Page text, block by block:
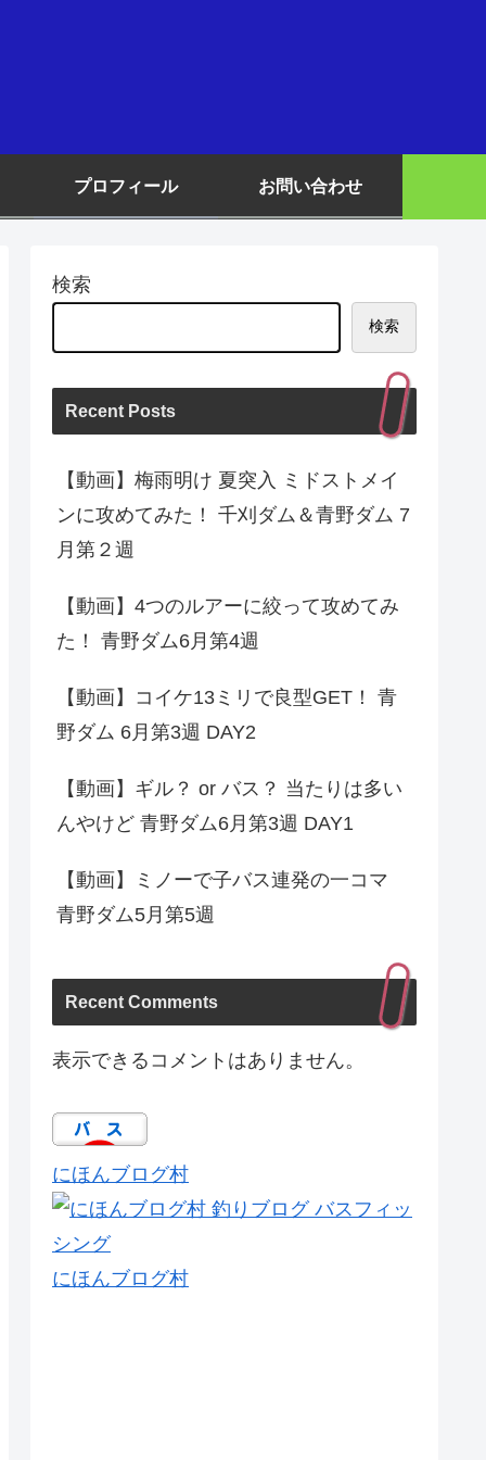
プロフィール お問い合わせ
検索
検索
Recent Posts
【動画】梅雨明け 夏突入 ミドストメイ
ンに攻めてみた！ 千刈ダム＆青野ダム 7
月第２週
【動画】4つのルアーに絞って攻めてみ
た！ 青野ダム6月第4週
【動画】コイケ13ミリで良型GET！ 青
野ダム 6月第3週 DAY2
【動画】ギル？ or バス？ 当たりは多い
んやけど 青野ダム6月第3週 DAY1
【動画】ミノーで子バス連発の一コマ
青野ダム5月第5週
Recent Comments
表示できるコメントはありません。
にほんブログ村
にほんブログ村